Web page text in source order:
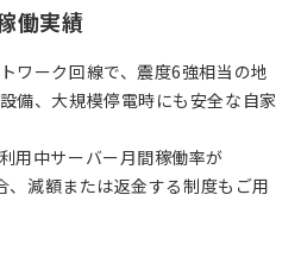
働実績
ワーク回線で、震度6強相当の地
備、大規模停電時にも安全な自家
用中サーバー月間稼働率が
、減額または返金する制度もご用